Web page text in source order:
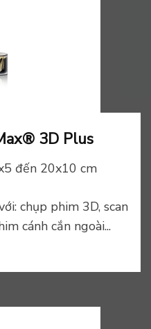
3D Plus
đến 20x10 cm
chụp phim 3D, scan
cánh cắn ngoài...